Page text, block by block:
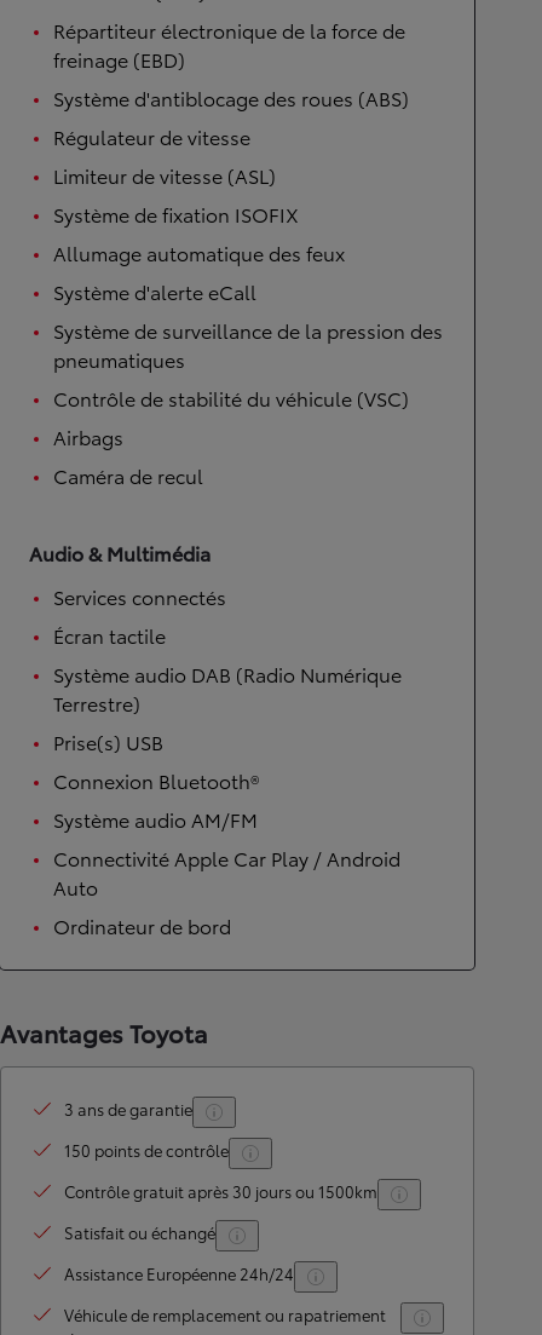
Répartiteur électronique de la force de
freinage (EBD)
Système d'antiblocage des roues (ABS)
Régulateur de vitesse
Limiteur de vitesse (ASL)
Système de fixation ISOFIX
Allumage automatique des feux
Système d'alerte eCall
Système de surveillance de la pression des
pneumatiques
Contrôle de stabilité du véhicule (VSC)
Airbags
Caméra de recul
Audio & Multimédia
Services connectés
Écran tactile
Système audio DAB (Radio Numérique
Terrestre)
Prise(s) USB
Connexion Bluetooth®
Système audio AM/FM
Connectivité Apple Car Play / Android
Auto
Ordinateur de bord
Avantages Toyota
3 ans de garantie
150 points de contrôle
Contrôle gratuit après 30 jours ou 1500km
Satisfait ou échangé
Assistance Européenne 24h/24
Véhicule de remplacement ou rapatriement